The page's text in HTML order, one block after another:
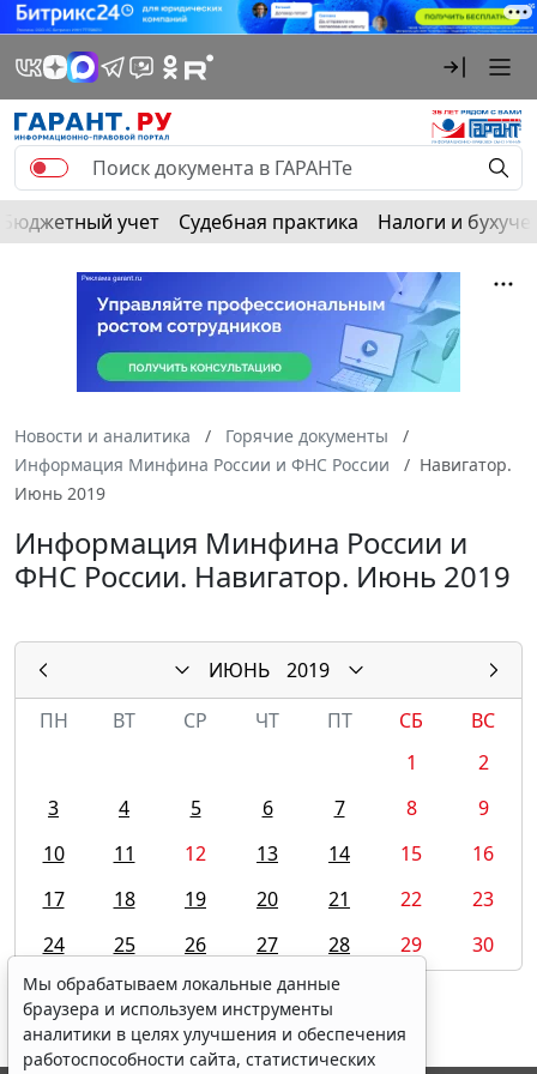
Бюджетный учет Судебная практика Налоги и
Новости и аналитика
Горячие документы
Информация Минфина России и ФНС России
Навигатор.
Июнь 2019
Информация Минфина России и
ФНС России. Навигатор. Июнь 2019
ИЮНЬ
2019
ПН
ВТ СР ЧТ ПТ СБ
ВС
1
2
3
4 5 6 7 8
9
10
11 12 13 14 15
16
17
18 19 20 21 22
23
24
25 26 27 28 29 30
Мы обрабатываем локальные данные
браузера и используем инструменты
аналитики в целях улучшения и обеспечения
работоспособности сайта, статистических